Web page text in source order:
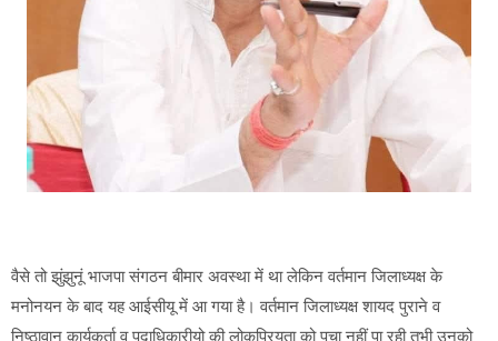
वैसे तो झुंझुनूं भाजपा संगठन बीमार अवस्था में था लेकिन वर्तमान जिलाध्यक्ष के
मनोनयन के बाद यह आईसीयू में आ गया है।‌ वर्तमान जिलाध्यक्ष शायद पुराने व
निष्ठावान कार्यकर्ता व पदाधिकारीयो की लोकप्रियता को पचा नहीं पा रही तभी उनको